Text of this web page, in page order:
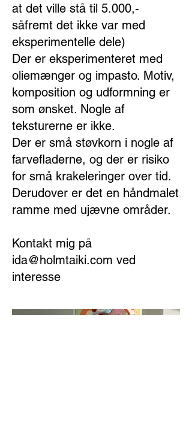
at det ville stå til 5.000,-
såfremt det ikke var med
eksperimentelle dele)
Der er eksperimenteret med
oliemænger og impasto. Motiv,
komposition og udformning er
som ønsket. Nogle af
teksturerne er ikke.
Der er små støvkorn i nogle af
farvefladerne, og der er risiko
for små krakeleringer over tid.
Derudover er det en håndmalet
ramme med ujævne områder.
Kontakt mig på
ida@holmtaiki.com ved
interesse